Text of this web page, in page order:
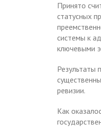
Принято
статусных
системы к
ключевыми
Результаты
ревизии.
Как